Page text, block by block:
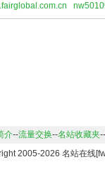
介--流量交换--名站收藏夹--
2005-2026 名站在线